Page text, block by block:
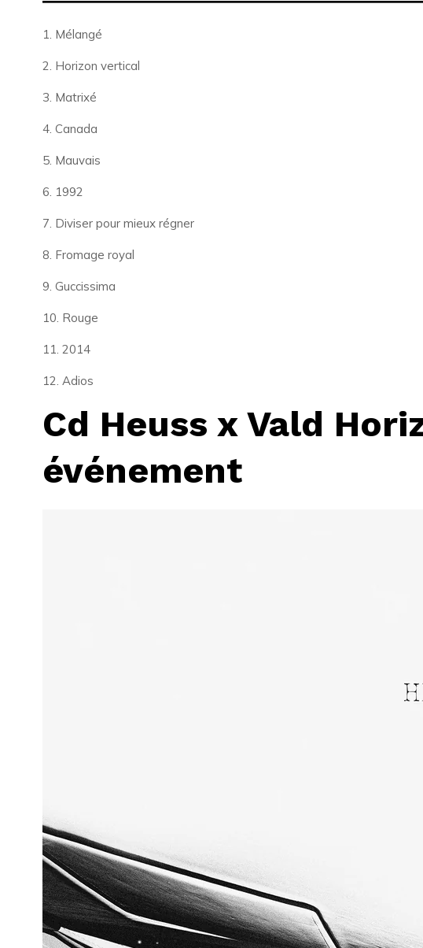
1. Mélangé
2. Horizon vertical
3. Matrixé
4. Canada
5. Mauvais
6. 1992
7. Diviser pour mieux régner
8. Fromage royal
9. Guccissima
10. Rouge
11. 2014
12. Adios
Cd Heuss x Vald
événement